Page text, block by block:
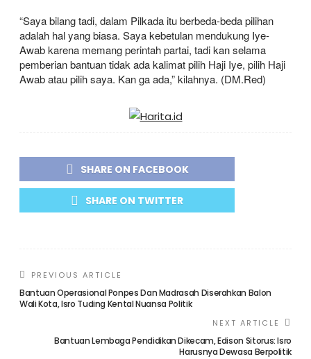
“Saya bilang tadi, dalam Pilkada itu berbeda-beda pilihan
adalah hal yang biasa. Saya kebetulan mendukung Iye-
Awab karena memang perintah partai, tadi kan selama
pemberian bantuan tidak ada kalimat pilih Haji Iye, pilih Haji
Awab atau pilih saya. Kan ga ada,” kilahnya. (DM.Red)
SHARE ON FACEBOOK
SHARE ON TWITTER
PREVIOUS ARTICLE
Bantuan Operasional Ponpes Dan Madrasah Diserahkan Balon
Wali Kota, Isro Tuding Kental Nuansa Politik
NEXT ARTICLE
Bantuan Lembaga Pendidikan Dikecam, Edison Sitorus: Isro
Harusnya Dewasa Berpolitik